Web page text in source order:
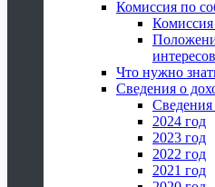
Комиссия по
Что нужно
Сведения о
Сведения
2024 год
2023 год
2022 год
2021 год